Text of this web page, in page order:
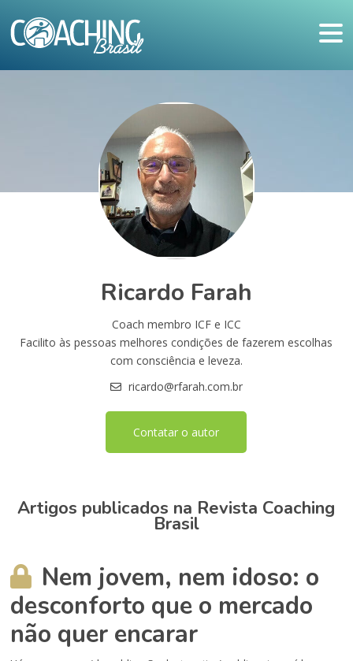
Ricardo Farah
Coach membro ICF e ICC
Facilito às pessoas melhores condições de fazerem escolhas
com consciência e leveza.
ricardo@rfarah.com.br
Contatar o autor
Artigos publicados na Revista Coaching
Brasil
Nem jovem, nem idoso: o
desconforto que o mercado
não quer encarar